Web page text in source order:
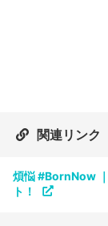
関連リンク
煩悩 #BornNow
ト！